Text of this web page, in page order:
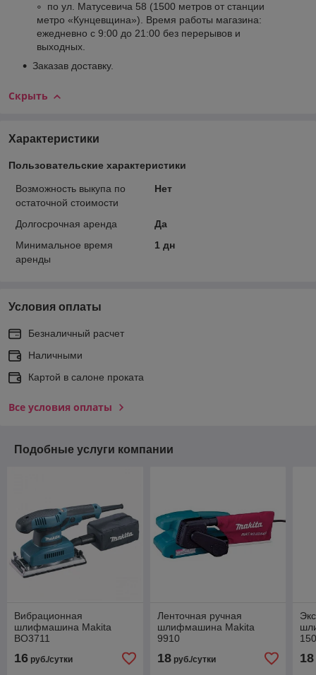
по ул. Матусевича 58 (1500 метров от станции
метро «Кунцевщина»). Время работы магазина:
ежедневно с 9:00 до 21:00 без перерывов и
выходных.
Заказав доставку.
Скрыть
Характеристики
Пользовательские характеристики
Возможность выкупа по
остаточной стоимости
Нет
Долгосрочная аренда
Да
Минимальное время
аренды
1 дн
Условия оплаты
Безналичный расчет
Наличными
Картой в салоне проката
Все условия оплаты
Подобные услуги компании
Вибрационная
шлифмашина Makita
BO3711
16 руб./сутки
Ленточная ручная
шлифмашина Makita
9910
18руб./сутки 18